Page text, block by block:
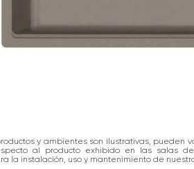
y ambientes son ilustrativas, pueden
al producto exhibido en las salas
la instalación, uso y mantenimiento de